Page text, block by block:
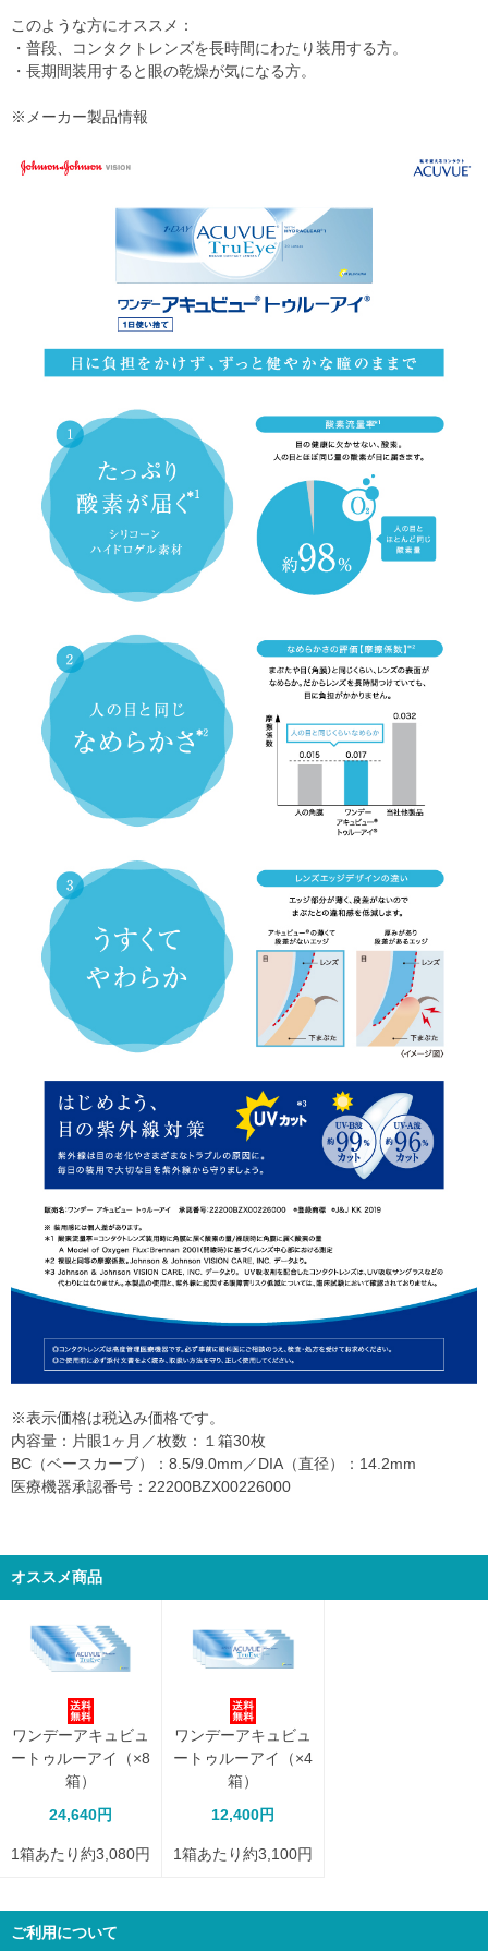
このような方にオススメ：
・普段、コンタクトレンズを長時間にわたり装用する方。
・長期間装用すると眼の乾燥が気になる方。
※メーカー製品情報
※表示価格は税込み価格です。
内容量：片眼1ヶ月／枚数：１箱30枚
BC（ベースカーブ）：8.5/9.0mm／DIA（直径）：14.2mm
医療機器承認番号：22200BZX00226000
オススメ商品
ワンデーアキュビュ
ートゥルーアイ（×8
箱）
24,640円
1箱あたり約3,080円
ワンデーアキュビュ
ートゥルーアイ（×4
箱）
12,400円
1箱あたり約3,100円
ご利用について